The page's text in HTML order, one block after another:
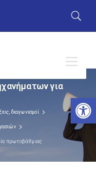
για
διαγωνισμοί
πρωτοβάθμιας